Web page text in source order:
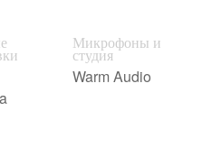
Микрофоны и
студия
Warm Audio